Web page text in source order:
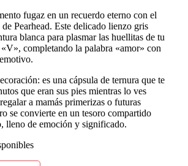
fugaz en un recuerdo eterno con el
Pearhead. Este delicado lienzo gris
blanca para plasmar las huellitas de tu
completando la palabra «amor» con
es una cápsula de ternura que te
que eran sus pies mientras lo ves
a mamás primerizas o futuras
se convierte en un tesoro compartido
lleno de emoción y significado.